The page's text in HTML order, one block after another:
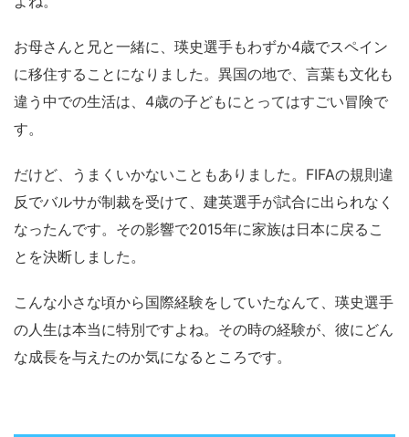
お母さんと兄と一緒に、瑛史選手もわずか4歳でスペイン
に移住することになりました。異国の地で、言葉も文化も
違う中での生活は、4歳の子どもにとってはすごい冒険で
す。
だけど、うまくいかないこともありました。FIFAの規則違
反でバルサが制裁を受けて、建英選手が試合に出られなく
なったんです。その影響で2015年に家族は日本に戻るこ
とを決断しました。
こんな小さな頃から国際経験をしていたなんて、瑛史選手
の人生は本当に特別ですよね。その時の経験が、彼にどん
な成長を与えたのか気になるところです。